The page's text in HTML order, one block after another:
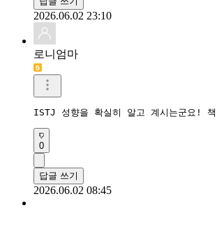
2026.06.02 23:10
로니엄마
ISTJ 성향을 확실히 알고 계시는군요!
0
답글 쓰기
2026.06.02 08:45